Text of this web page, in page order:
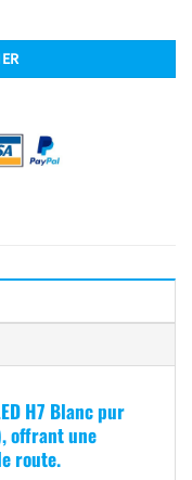
H7 Blanc pur
, offrant une
route.